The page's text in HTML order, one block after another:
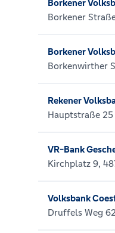
Borkener
Borkener
Borkener
Borkenwirther
Rekener
Hauptstraße
VR-Bank
Kirchplatz 9,
Volksbank
Druffels Weg